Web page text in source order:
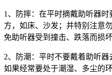
1、防摔：在平时摘戴助听器
方，如床、沙发；并特别注意
免助听器受到撞击、跌落而损坏
2、防潮：平时不要戴着助听器
如果经常要处于潮湿、多尘的